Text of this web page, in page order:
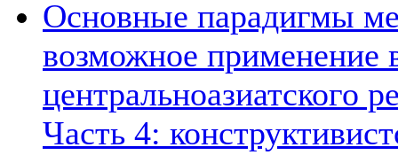
Основные парадигмы
возможное применение
центральноазиатского
Часть 4: